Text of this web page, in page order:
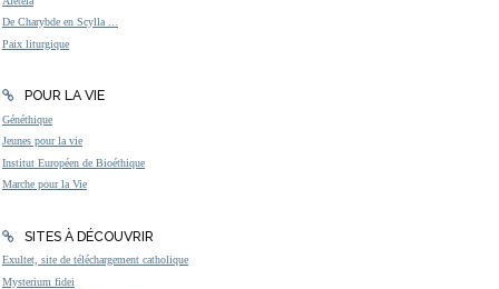
De Charybde en Scylla ...
Paix liturgique
POUR LA VIE
Généthique
Jeunes pour la vie
Institut Européen de Bioéthique
Marche pour la Vie
SITES À DÉCOUVRIR
Exultet, site de téléchargement catholique
Mysterium fidei